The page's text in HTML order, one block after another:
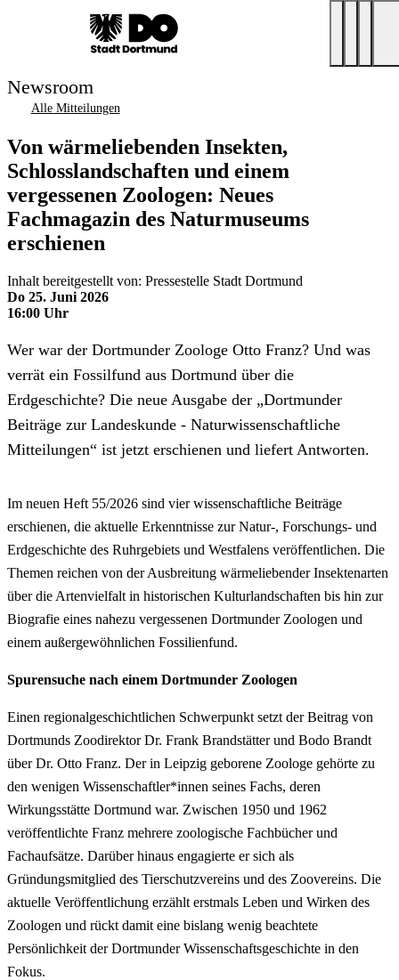
Newsroom
Alle Mitteilungen
Von wärmeliebenden Insekten,
Schlosslandschaften und einem
vergessenen Zoologen: Neues
Fachmagazin des Naturmuseums
erschienen
Inhalt bereitgestellt von: Pressestelle Stadt Dortmund
Do 25. Juni 2026
16:00 Uhr
Wer war der Dortmunder Zoologe Otto Franz? Und was
verrät ein Fossilfund aus Dortmund über die
Erdgeschichte? Die neue Ausgabe der „Dortmunder
Beiträge zur Landeskunde - Naturwissenschaftliche
Mitteilungen“ ist jetzt erschienen und liefert Antworten.
Im neuen Heft 55/2026 sind vier wissenschaftliche Beiträge
erschienen, die aktuelle Erkenntnisse zur Natur-, Forschungs- und
Erdgeschichte des Ruhrgebiets und Westfalens veröffentlichen. Die
Themen reichen von der Ausbreitung wärmeliebender Insektenarten
über die Artenvielfalt in historischen Kulturlandschaften bis hin zur
Biografie eines nahezu vergessenen Dortmunder Zoologen und
einem außergewöhnlichen Fossilienfund.
Spurensuche nach einem Dortmunder Zoologen
Einen regionalgeschichtlichen Schwerpunkt setzt der Beitrag von
Dortmunds Zoodirektor Dr. Frank Brandstätter und Bodo Brandt
über Dr. Otto Franz. Der in Leipzig geborene Zoologe gehörte zu
den wenigen Wissenschaftler*innen seines Fachs, deren
Wirkungsstätte Dortmund war. Zwischen 1950 und 1962
veröffentlichte Franz mehrere zoologische Fachbücher und
Fachaufsätze. Darüber hinaus engagierte er sich als
Gründungsmitglied des Tierschutzvereins und des Zoovereins. Die
aktuelle Veröffentlichung erzählt erstmals Leben und Wirken des
Zoologen und rückt damit eine bislang wenig beachtete
Persönlichkeit der Dortmunder Wissenschaftsgeschichte in den
Fokus.